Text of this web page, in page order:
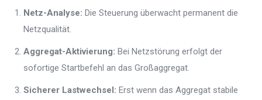
Netz-Analyse: Die Steuerung überwacht permanent die
Netzqualität.
Aggregat-Aktivierung: Bei Netzstörung erfolgt der
sofortige Startbefehl an das Großaggregat.
Sicherer Lastwechsel: Erst wenn das Aggregat stabile